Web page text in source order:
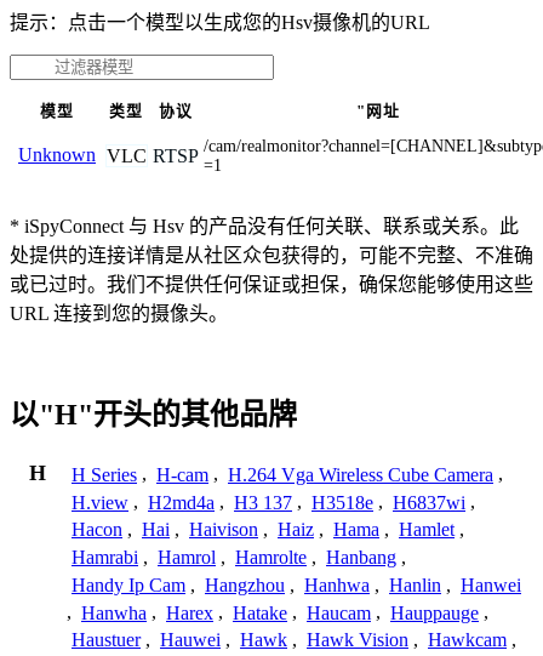
提示：点击一个模型以生成您的Hsv摄像机的URL
模型 类型 协议 "网址
Unknown VLC RTSP /cam/
=1
* iSpyConnect 与 Hsv 的产品没有任何关联、联系或关系。此
处提供的连接详情是从社区众包获得的，可能不完整、不准确
或已过时。我们不提供任何保证或担保，确保您能够使用这些
URL 连接到您的摄像头。
以"H"开头的其他品牌
H H Series , H-cam , H.264 Vga Wireless Cube Camera ,
H.view , H2md4a , H3 137 , H3518e , H6837wi ,
Hacon , Hai , Haivison , Haiz , Hama , Hamlet ,
Hamrabi , Hamrol , Hamrolte , Hanbang ,
Handy Ip Cam , Hangzhou , Hanhwa , Hanlin , Hanwei
, Hanwha , Harex , Hatake , Haucam , Hauppauge ,
Haustuer , Hauwei , Hawk , Hawk Vision , Hawkcam ,